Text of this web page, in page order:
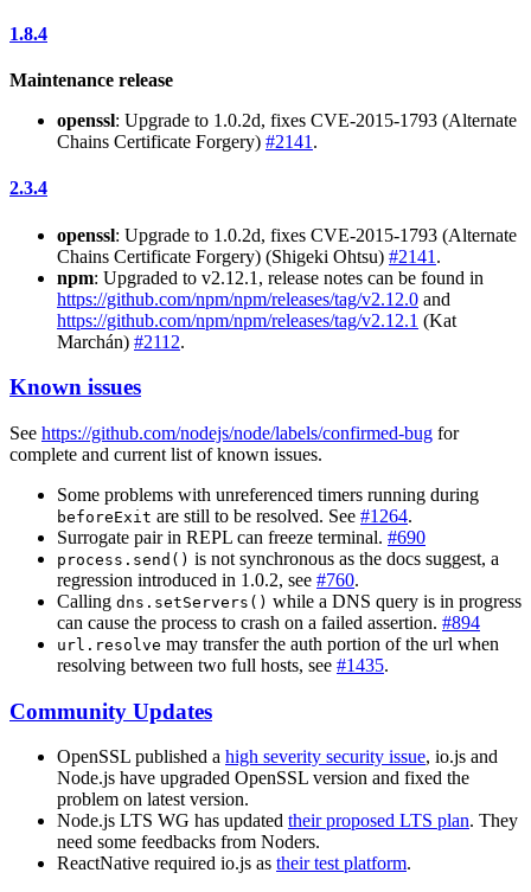
1.8.4
Maintenance release
openssl: Upgrade to 1.0.2d, fixes CVE-2015-1793 (Alternate
Chains Certificate Forgery) #2141 .
2.3.4
openssl: Upgrade to 1.0.2d, fixes CVE-2015-1793 (Alternate
Chains Certificate Forgery) (Shigeki Ohtsu) #2141 .
npm: Upgraded to v2.12.1, release notes can be found in
https://github.com/npm/npm/releases/tag/v2.12.0 and
https://github.com/npm/npm/releases/tag/v2.12.1 (Kat
Marchán) #2112.
Known issues
See https://github.com/nodejs/node/labels/confirmed-bug for
complete and current list of known issues.
Some problems with unreferenced timers running during
beforeExit are still to be resolved. See #1264.
Surrogate pair in REPL can freeze terminal. #690
process.send() is not synchronous as the docs suggest, a
regression introduced in 1.0.2, see #760.
Calling dns.setServers() while a DNS query is in progress
can cause the process to crash on a failed assertion. #894
url.resolve may transfer the auth portion of the url when
resolving between two full hosts, see #1435.
Community Updates
OpenSSL published a high severity security issue, io.js and
Node.js have upgraded OpenSSL version and fixed the
problem on latest version.
Node.js LTS WG has updated their proposed LTS plan. They
need some feedbacks from Noders.
ReactNative required io.js as their test platform.